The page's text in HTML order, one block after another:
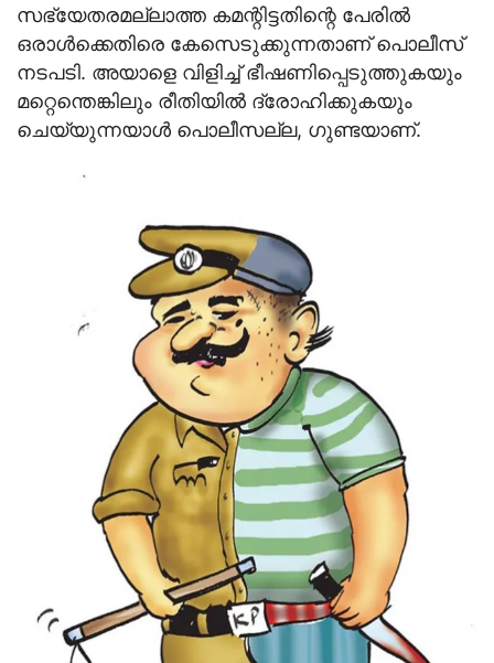
സഭ്യേതരമല്ലാത്ത കമന്റിട്ടതിന്റെ പേരില്‍
ഒരാള്‍ക്കെതിരെ കേസെടുക്കുന്നതാണ് പൊലീസ്
നടപടി. അയാളെ വിളിച്ച് ഭീഷണിപ്പെടുത്തുകയും
മറ്റെന്തെങ്കിലും രീതിയില്‍ ദ്രോഹിക്കുകയും
ചെയ്യുന്നയാള്‍ പൊലീസല്ല, ഗുണ്ടയാണ്.